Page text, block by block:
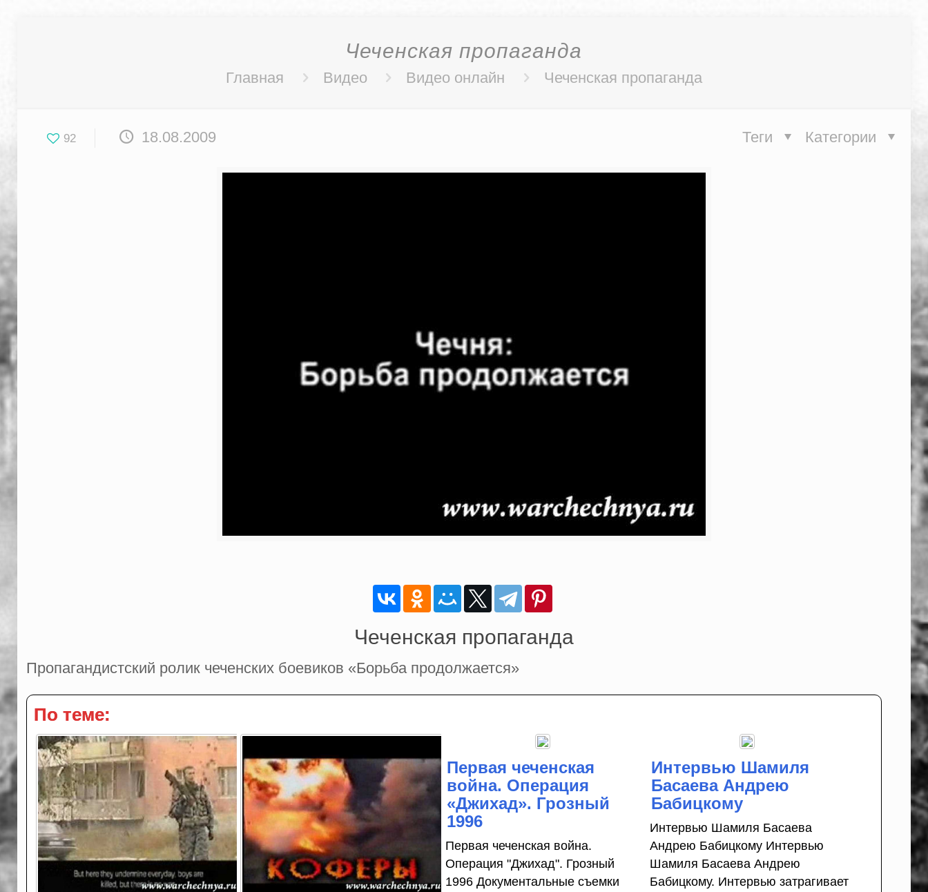
Чеченская пропаганда
Главная Видео Видео онлайн Чеченская пропаганда
92 18.08.2009 Категории
Теги
Чеченская пропаганда
Пропагандистский ролик чеченских боевиков «Борьба продолжается»
По теме:
Первая чеченская
война. Операция
«Джихад». Грозный
1996
Первая чеченская война.
Операция "Джихад". Грозный
1996 Документальные съемки
Интервью Шамиля
Басаева Андрею
Бабицкому
Интервью Шамиля Басаева
Андрею Бабицкому Интервью
Шамиля Басаева Андрею
Бабицкому. Интервью затрагивает